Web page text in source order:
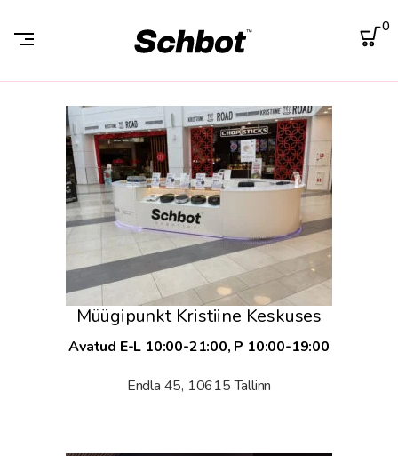
0
Müügipunkt Kristiine Keskuses
Avatud E-L 10:00-21:00, P 10:00-19:00
Endla 45, 10615 Tallinn